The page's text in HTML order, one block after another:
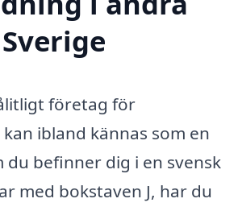
företag för
ibland kännas som en
du befinner dig i en svensk
med bokstaven J, har du